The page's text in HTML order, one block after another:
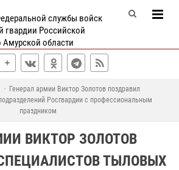
службы войск
гвардии Российской
области
Генерал армии Виктор Золотов поздравил
Росгвардии с профессиональным
праздником
ВИКТОР ЗОЛОТОВ
ТЫЛОВЫХ